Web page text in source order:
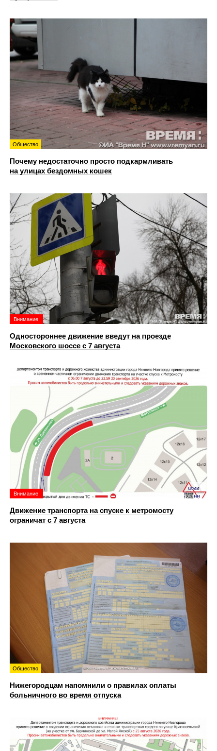
Общество
Почему недостаточно просто подкармливать
на улицах бездомных кошек
Внимание!
Одностороннее движение введут на проезде
Московского шоссе с 7 августа
Внимание!
Движение транспорта на спуске к метромосту
ограничат с 7 августа
Общество
Нижегородцам напомнили о правилах оплаты
больничного во время отпуска